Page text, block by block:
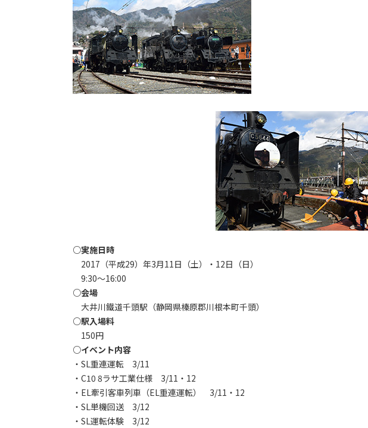
○実施日時
2017（平成29）年3月11日（土）・12日（日）
9:30～16:00
○会場
大井川鐵道千頭駅（静岡県榛原郡川根本町千頭）
○駅入場料
150円
○イベント内容
・SL重連運転 3/11
・C10 8ラサ工業仕様 3/11・12
・EL牽引客車列車（EL重連運転） 3/11・12
・SL単機回送 3/12
・SL運転体験 3/12